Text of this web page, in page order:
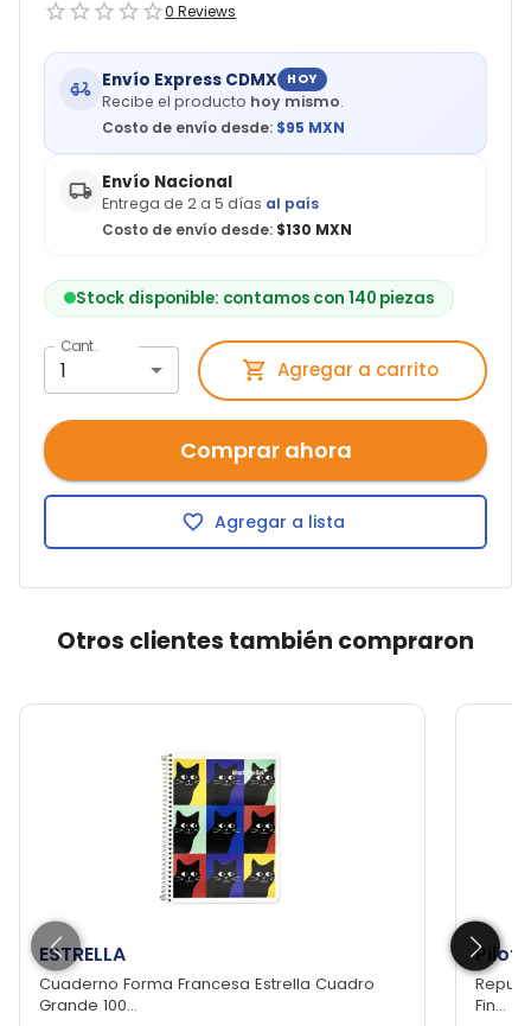
0 Reviews
Envío Express CDMX HOY
Recibe el producto hoy mismo.
Costo de envío desde: $95 MXN
Envío Nacional
Entrega de 2 a 5 días al país
Costo de envío desde: $130 MXN
Stock disponible: contamos con 140 piezas
Cant.
1 Agregar a carrito
Comprar ahora
Agregar a lista
Otros clientes también compraron
ESTRELLA
Cuaderno Forma Francesa Estrella Cuadro
Grande 100...
Pilot
Fin...